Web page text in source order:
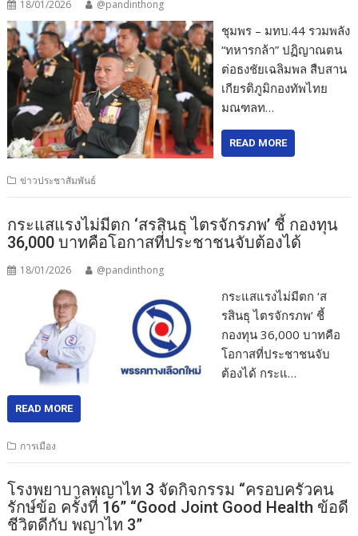
18/01/2026 @pandinthong
ชุมพร – มทบ.44 รวมพลัง
“ทหารกล้า” ปฏิญาณตน
ต่อธงชัยเฉลิมพล สืบสาน
เกียรติภูมิกองทัพไทย
มณฑลท…
READ MORE
ข่าวประชาสัมพันธ์
กระแสแรงไม่มีตก ‘สรสินธุ ไตรจักรภพ’ ชี้ กองทุน
36,000 บาทคือโอกาสที่ประชาชนจับต้องได้
18/01/2026 @pandinthong
กระแสแรงไม่มีตก ‘ส
รสินธุ ไตรจักรภพ’ ชี้
กองทุน 36,000 บาทคือ
โอกาสที่ประชาชนจับ
ต้องได้ กระแ…
READ MORE
การเมือง
โรงพยาบาลพญาไท 3 จัดกิจกรรม “ครอบครัวคน
รักษ์ข้อ ครั้งที่ 16” “Good Joint Good Health ข้อดี
ชีวิตดีกับ พญาไท 3”